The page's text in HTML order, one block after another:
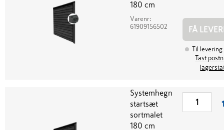
180 cm
Varenr:
61909156502
FÅ
Til levering
Tast
Systemhegn
startsæt
sortmalet
180 cm